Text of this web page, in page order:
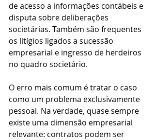
de acesso a informações contábeis e
disputa sobre deliberações
societárias. Também são frequentes
os litígios ligados a sucessão
empresarial e ingresso de herdeiros
no quadro societário.
O erro mais comum é tratar o caso
como um problema exclusivamente
pessoal. Na verdade, quase sempre
existe uma dimensão empresarial
relevante: contratos podem ser